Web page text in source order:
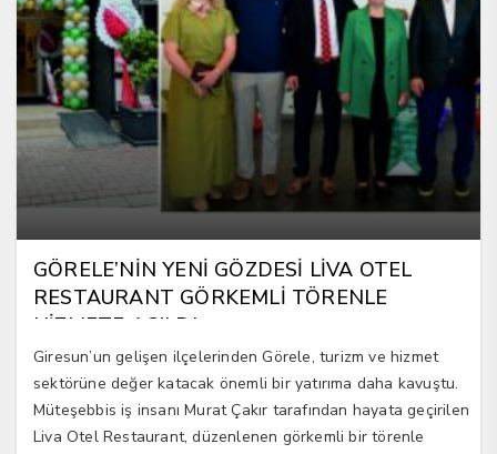
GÖRELE’NİN YENİ GÖZDESİ LİVA OTEL
RESTAURANT GÖRKEMLİ TÖRENLE
HİZMETE AÇILDI
Giresun’un gelişen ilçelerinden Görele, turizm ve hizmet
sektörüne değer katacak önemli bir yatırıma daha kavuştu.
Müteşebbis iş insanı Murat Çakır tarafından hayata geçirilen
Liva Otel Restaurant, düzenlenen görkemli bir törenle